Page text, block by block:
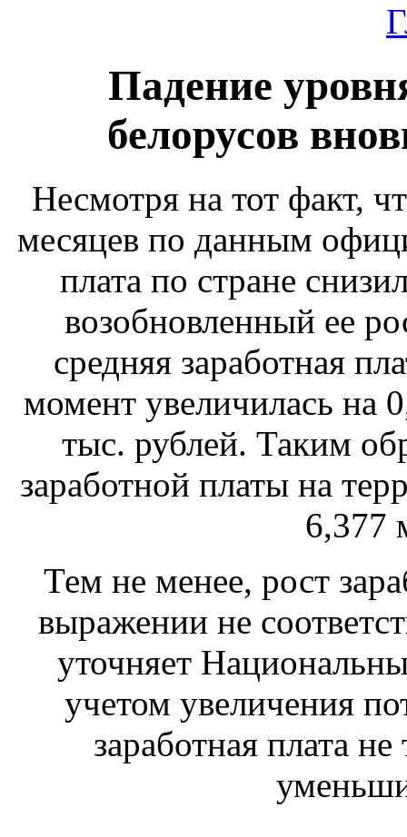
Падение
белорусов
Несмотря на тот факт,
месяцев по данным
плата по стране
возобновленный ее
средняя заработная
момент увеличилась на
тыс. рублей. Таким
заработной платы на
6,377
Тем не менее, рост
выражении не
уточняет
учетом увеличения
заработная плата